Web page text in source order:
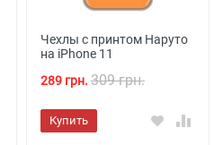
Чехлы с принтом Наруто
на iPhone 11
289 грн. 309 грн.
Купить